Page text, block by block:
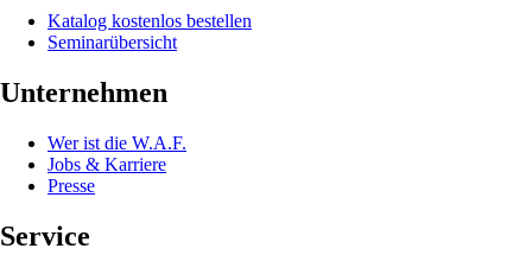
Katalog kostenlos bestellen
Seminarübersicht
Unternehmen
Wer ist die W.A.F.
Jobs & Karriere
Presse
Service